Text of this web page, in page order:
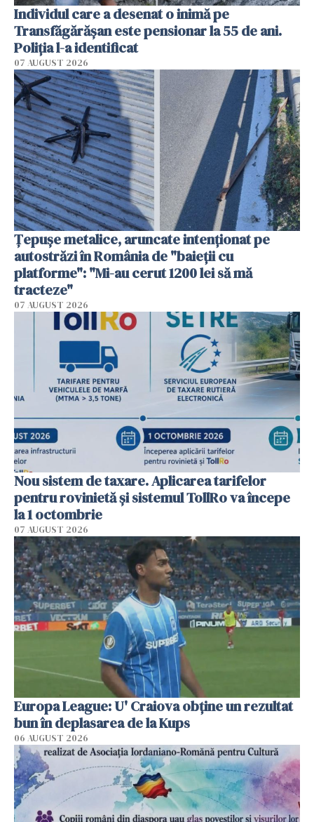
Individul care a desenat o inimă pe
Transfăgărășan este pensionar la 55 de ani.
Poliția l-a identificat
07 AUGUST 2026
Țepușe metalice, aruncate intenționat pe
autostrăzi în România de "baieții cu
platforme": "Mi-au cerut 1200 lei să mă
tracteze"
07 AUGUST 2026
Nou sistem de taxare. Aplicarea tarifelor
pentru rovinietă şi sistemul TollRo va începe
la 1 octombrie
07 AUGUST 2026
Europa League: U' Craiova obține un rezultat
bun în deplasarea de la Kups
06 AUGUST 2026